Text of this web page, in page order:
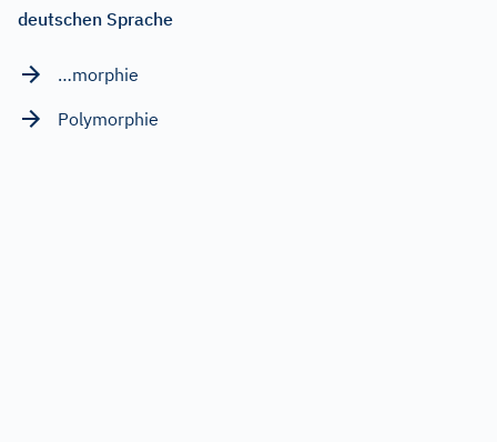
deutschen Sprache
…morphie
Polymorphie